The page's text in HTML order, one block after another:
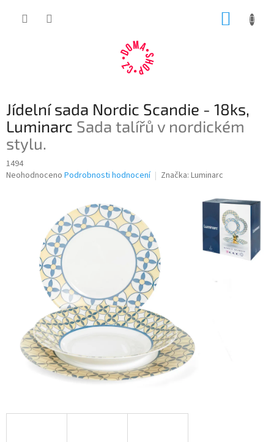
Jídelní sada Nordic Scandie - 18ks,
Luminarc Sada talířů v nordickém
stylu.
1494
Průměrné
hvězdiček.
Neohodnoceno Podrobnosti hodnocení Značka: Luminarc